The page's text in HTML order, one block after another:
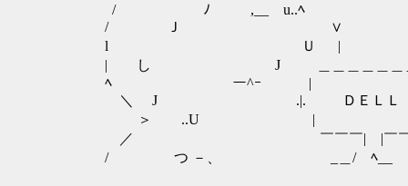
/ ﾉ ,__ u..ﾍ
/ Ｊ ∨
l Ｕ |
| し J ＿＿＿＿＿＿
ﾍ ー^ｰ
＼ J .|. ＤＥＬ
＞ ..U |
／ ￣￣￣| |￣￣
/ つ －、 _＿/ ﾍ__